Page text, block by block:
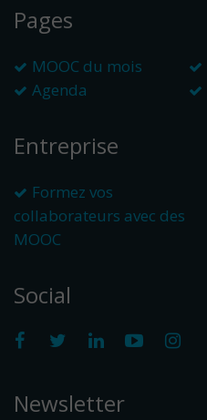
Pages
MOOC du mois
Agenda
Entreprise
Formez vos
collaborateurs avec des
MOOC
Social
Newsletter